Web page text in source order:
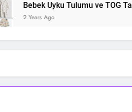
Uyku Tulumu ve TOG Tablosu:
Ago